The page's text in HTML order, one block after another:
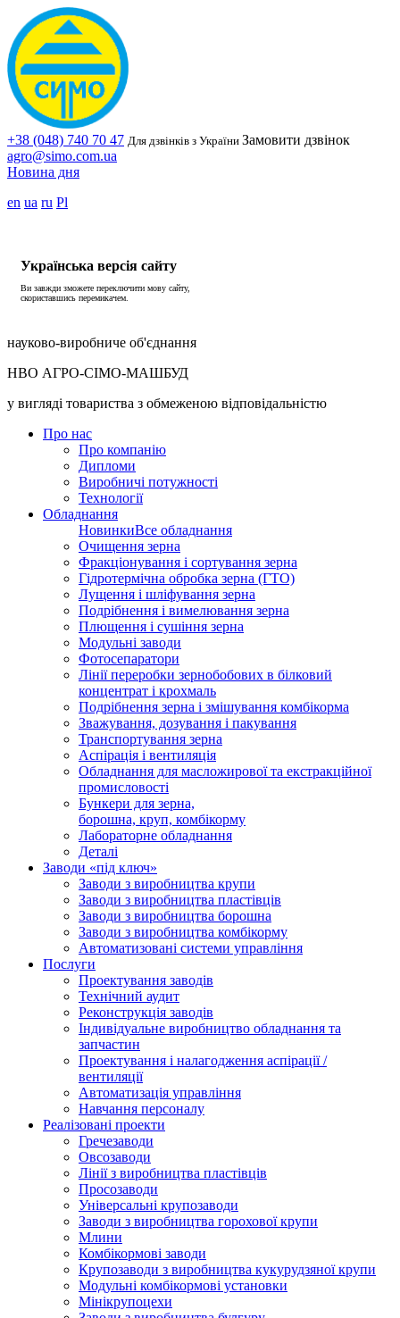
+38 (048) 740 70 47 Для дзвінків з України Замовити дзвінок
agro@simo.com.ua
Новина дня
en ua ru Pl
Українська версія сайту
Ви завжди зможете переключити мову сайту,
скориставшись перемикачем.
науково-виробниче об'єднання
НВО АГРО-СІМО-МАШБУД
у вигляді товариства з обмеженою відповідальністю
Про нас
Про компанію
Дипломи
Виробничі потужності
Технології
Обладнання
НовинкиВсе обладнання
Очищення зерна
Фракціонування і сортування зерна
Гідротермічна обробка зерна (ГТО)
Лущення і шліфування зерна
Подрібнення і вимелювання зерна
Плющення і сушіння зерна
Модульні заводи
Фотосепаратори
Лінії переробки зернобобових в білковий
концентрат і крохмаль
Подрібнення зерна і змішування комбікорма
Зважування, дозування і пакування
Транспортування зерна
Аспірація і вентиляція
Обладнання для масложирової та екстракційної
промисловості
Бункери для зерна,
борошна, круп, комбікорму
Лабораторне обладнання
Деталі
Заводи «під ключ»
Заводи з виробництва крупи
Заводи з виробництва пластівців
Заводи з виробництва борошна
Заводи з виробництва комбікорму
Автоматизовані системи управління
Послуги
Проектування заводів
Технічний аудит
Реконструкція заводів
Індивідуальне виробництво обладнання та
запчастин
Проектування і налагодження аспірації /
вентиляції
Автоматизація управління
Навчання персоналу
Реалізовані проекти
Гречезаводи
Овсозаводи
Лінії з виробництва пластівців
Просозаводи
Універсальні крупозаводи
Заводи з виробництва горохової крупи
Млини
Комбікормові заводи
Крупозаводи з виробництва кукурудзяної крупи
Модульні комбікормові установки
Мінікрупоцехи